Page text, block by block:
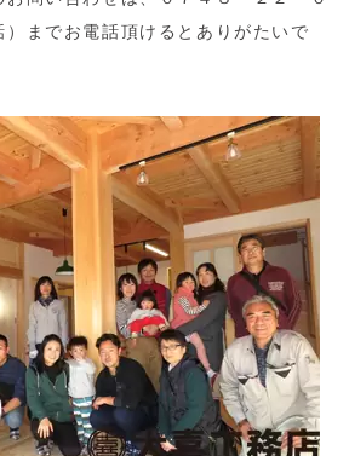
）までお電話頂けるとありがたいで